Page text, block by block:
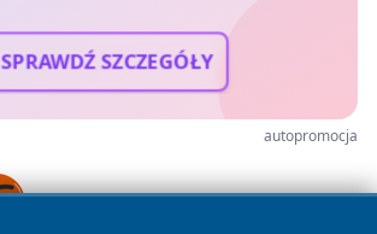
SPRAWDŹ SZCZEGÓŁY
autopromocja